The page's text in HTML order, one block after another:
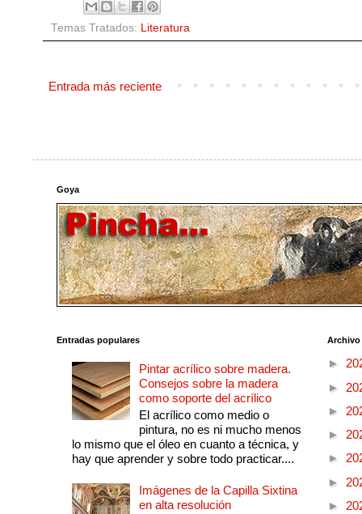
Temas Tratados: Literatura
Entrada más reciente
Goya
Entradas populares
Pintar acrílico sobre madera.
Consejos sobre la madera
como soporte del acrílico
El acrílico como medio o
pintura, no es ni mucho menos
lo mismo que el óleo en cuanto a técnica, y
hay que aprender y sobre todo practicar....
Imágenes de la Capilla Sixtina
en alta resolución
►
►
►
►
►
►
►